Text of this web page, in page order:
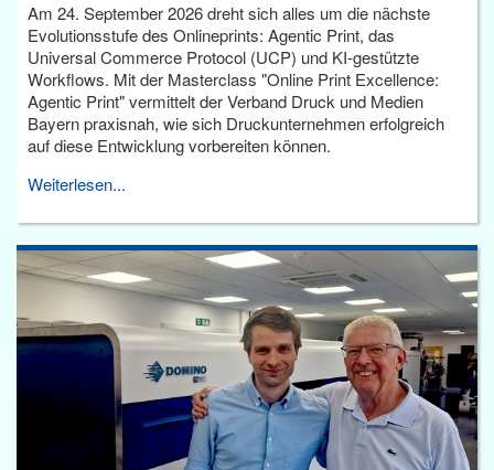
Am 24. September 2026 dreht sich alles um die nächste
Evolutionsstufe des Onlineprints: Agentic Print, das
Universal Commerce Protocol (UCP) und KI-gestützte
Workflows. Mit der Masterclass "Online Print Excellence:
Agentic Print" vermittelt der Verband Druck und Medien
Bayern praxisnah, wie sich Druckunternehmen erfolgreich
auf diese Entwicklung vorbereiten können.
Weiterlesen...